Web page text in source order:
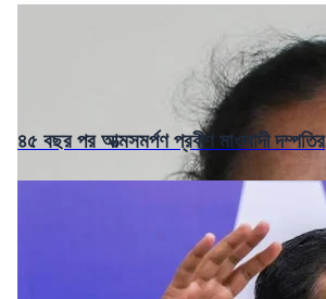
৪৫ বছর পর আত্মসমর্পণ প্রবীণ মাওবাদী দম্পতির